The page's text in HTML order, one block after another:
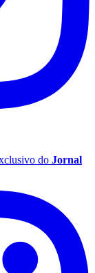
do Jornal